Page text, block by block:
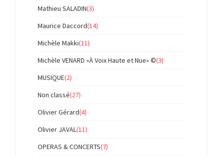
Mathieu SALADIN(3)
Maurice Daccord(14)
Michèle Makki(11)
Michèle VENARD «À Voix Haute et Nue» ©(3)
MUSIQUE(2)
Non classé(27)
Olivier Gérard(4)
Olivier JAVAL (11)
OPERAS & CONCERTS(7)